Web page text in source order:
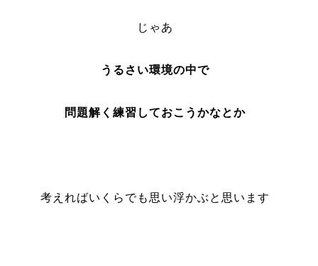
じゃあ
うるさい環境の中で
問題解く練習しておこうかなとか
考えればいくらでも思い浮かぶと思います